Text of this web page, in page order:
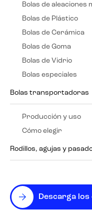
Descarga
Bolas de aleaciones
Bolas de Plástico
Bolas de Cerámica
Bolas de Goma
Bolas de Vidrio
Bolas especiales
Bolas transportadoras
Producción y uso
Cómo elegir
Rodillos, agujas y